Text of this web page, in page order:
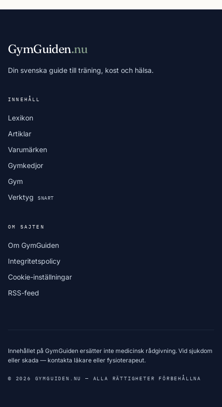
GymGuiden.nu
Din svenska guide till träning, kost och hälsa.
INNEHÅLL
Lexikon
Artiklar
Varumärken
Gymkedjor
Gym
Verktyg
SNART
OM SAJTEN
Om GymGuiden
Integritetspolicy
Cookie-inställningar
RSS-feed
Innehållet på GymGuiden ersätter inte medicinsk rådgivning. Vid sjukdom
eller skada — kontakta läkare eller fysioterapeut.
© 2026 GYMGUIDEN.NU — ALLA RÄTTIGHETER FÖRBEHÅLLNA